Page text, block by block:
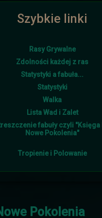
i w tym roku lato
Śniegu napadało w
Burmistrz otrzymał od
Szybkie linki
Rasy Grywalne
Zdolności każdej z ras
Statystyki a fabuła...
Statystyki
Walka
Lista Wad i Zalet
fabuły czyli "Księga
Nowe Pokolenia"
Tropienie i Polowanie
Pokolenia